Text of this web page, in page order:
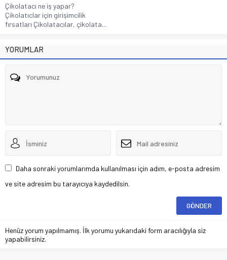
Çikolatacı ne iş yapar?
Çikolatıclar için girişimcilik
fırsatları Çikolatacılar, çikolata...
YORUMLAR
Daha sonraki yorumlarımda kullanılması için adım, e-posta adresim
ve site adresim bu tarayıcıya kaydedilsin.
Henüz yorum yapılmamış. İlk yorumu yukarıdaki form aracılığıyla siz
yapabilirsiniz.